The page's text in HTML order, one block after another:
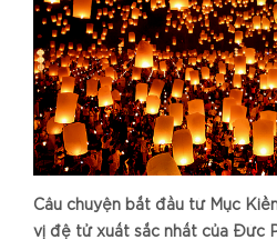
Câu chuyện bắt đầu từ Mục
vị đệ tử xuất sắc nhất của Đức